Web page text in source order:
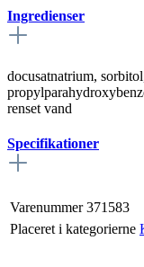
Ingredienser
docusatnatrium,
renset vand
Specifikationer
Varenummer 371583
Placeret i kategorierne